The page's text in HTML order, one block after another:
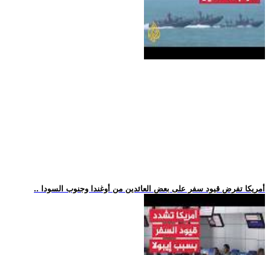
.. أمريكا تفرض قيود سفر على بعض العائدين من أوغندا وجنوب السودا